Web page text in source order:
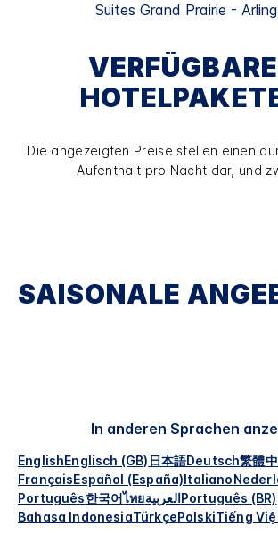
Suites Grand Prairie -
VERFÜGBARE
Die angezeigten Preise stellen einen
Aufenthalt pro Nacht dar, und
SAISONALE
In anderen Sprachen
EnglishEnglisch (GB) 日本語Deutsch繁體
FrançaisEspañol (España)Italiano
Português한국어ไทยالعربيةPortuguês (BR)
Bahasa IndonesiaTürkçePolskiTiếng